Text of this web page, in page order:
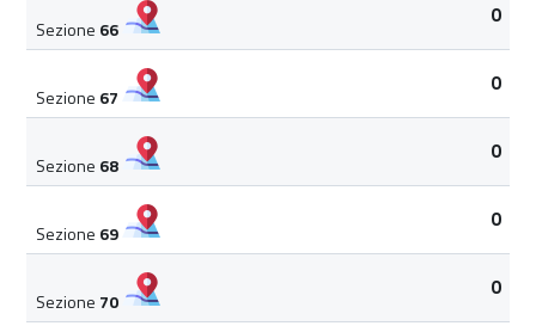
Sezione 66
0
Sezione 67
0
Sezione 68
0
Sezione 69
0
Sezione 70
0